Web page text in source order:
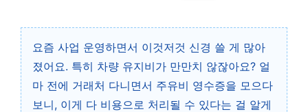
요즘 사업 운영하면서 이것저것 신경 쓸 게 많아
졌어요. 특히 차량 유지비가 만만치 않잖아요? 얼
마 전에 거래처 다니면서 주유비 영수증을 모으다
보니, 이게 다 비용으로 처리될 수 있다는 걸 알게